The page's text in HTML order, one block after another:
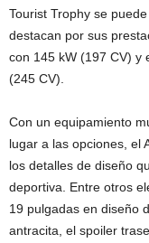
Tourist Trophy se
destacan por sus
con 145 kW (197 CV) y
(245 CV).
Con un equipamiento
lugar a las opciones, el
los detalles de diseño
deportiva. Entre otros
19 pulgadas en diseño
antracita, el spoiler